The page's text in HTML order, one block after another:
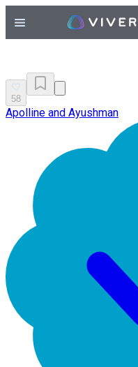
58
Apolline and Ayushman